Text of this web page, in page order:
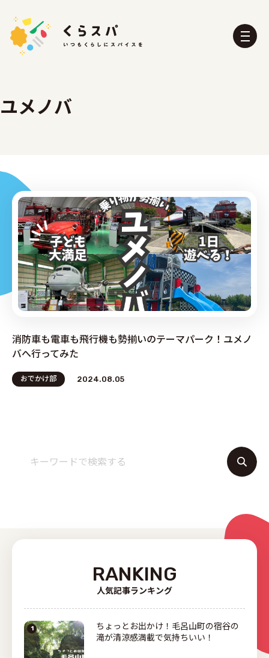
ぼうさい部
ユメノバ
消防車も電車も飛行機も勢揃いのテーマパーク！ユメノ
バへ行ってみた
おでかけ部 2024.08.05
RANKING
人気記事ランキング
ちょっとお出かけ！毛呂山町の宿谷の
滝が清涼感満載で気持ちいい！